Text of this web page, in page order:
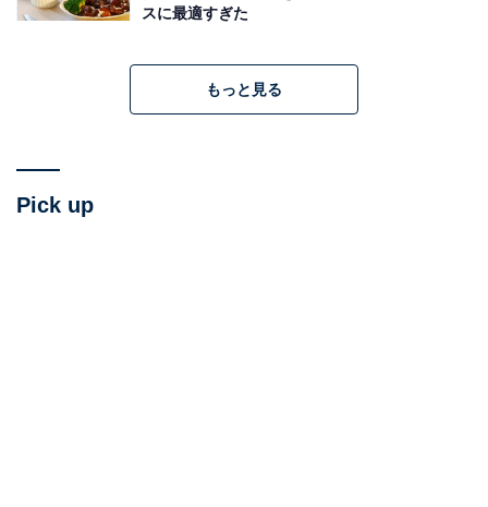
だし巻き卵でくるんで焼き上げる「う巻き」のレ
シピ
スに最適すぎた
もっと見る
Pick up